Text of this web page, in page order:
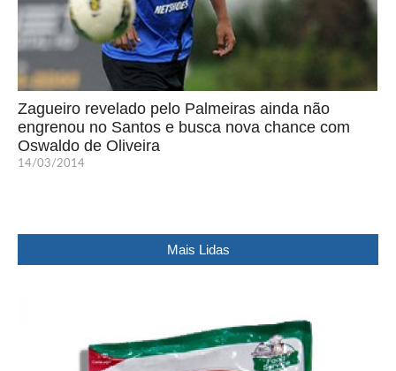
Zagueiro revelado pelo Palmeiras ainda não
engrenou no Santos e busca nova chance com
Oswaldo de Oliveira
14/03/2014
Mais Lidas